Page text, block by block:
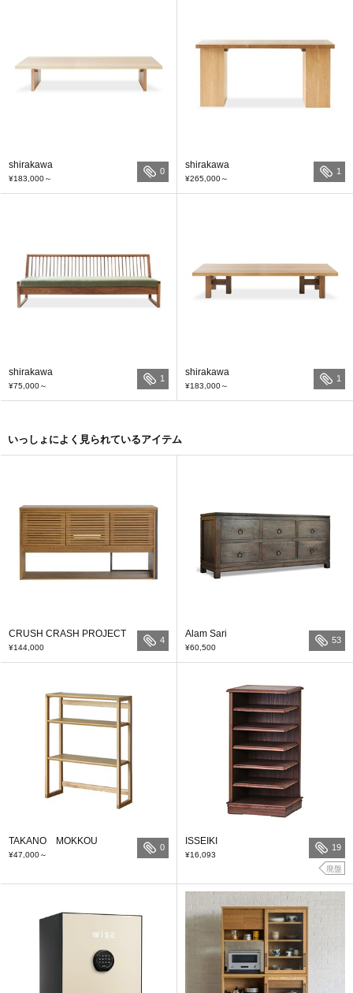
shirakawa
¥183,000～
0
shirakawa
¥265,000～
1
shirakawa
¥75,000～
1
shirakawa
¥183,000～
1
いっしょによく見られているアイテム
CRUSH CRASH PROJECT
¥144,000
4
Alam Sari
¥60,500
53
TAKANO MOKKOU
¥47,000～
0
ISSEIKI
¥16,093
19
廃盤